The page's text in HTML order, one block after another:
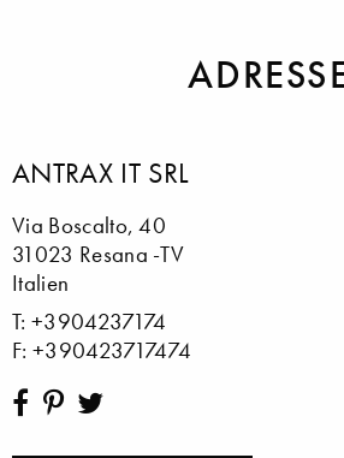
ANTRAX IT SRL
Via Boscalto, 40
31023 Resana -TV
Italien
T: +3904237174
F: +390423717474